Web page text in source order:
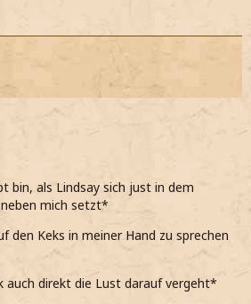
bin, als Lindsay sich just in dem
mich setzt*
den Keks in meiner Hand zu sprechen
auch direkt die Lust darauf vergeht*